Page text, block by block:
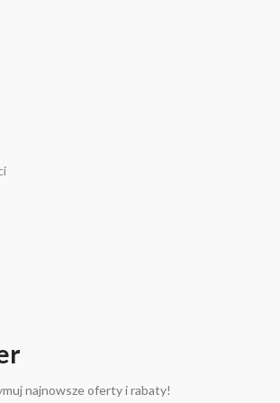
najnowsze oferty i rabaty!